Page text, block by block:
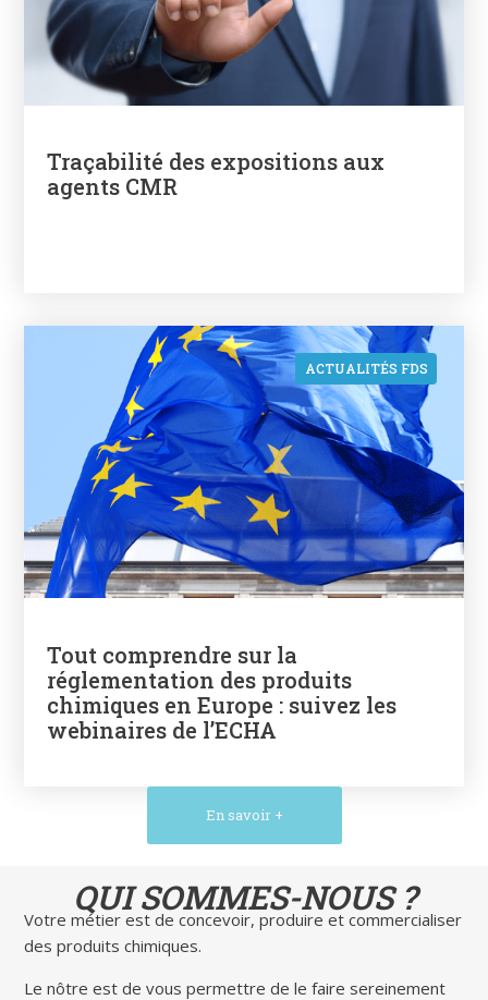
Traçabilité des expositions aux
agents CMR
ACTUALITÉS FDS
Tout comprendre sur la
réglementation des produits
chimiques en Europe : suivez les
webinaires de l’ECHA
En savoir +
QUI SOMMES-NOUS ?
Votre métier est de concevoir, produire et commercialiser
des produits chimiques.
Le nôtre est de vous permettre de le faire sereinement